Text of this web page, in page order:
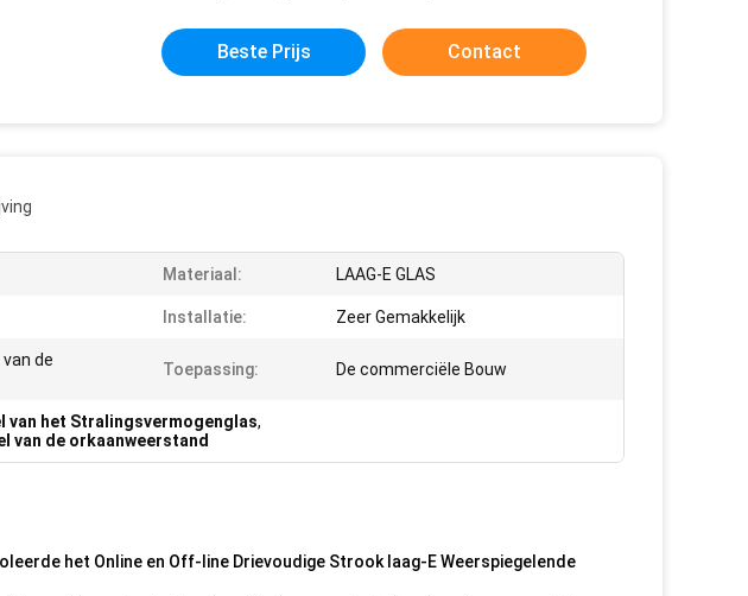
Beste Prijs Contact
Materiaal: LAAG-E GLAS
Installatie: Zeer Gemakkelijk
de
Toepassing: De commerciële Bouw
van het Stralingsvermogenglas,
van de orkaanweerstand
het Online en Off-line Drievoudige Strook laag-E Weerspiegelende